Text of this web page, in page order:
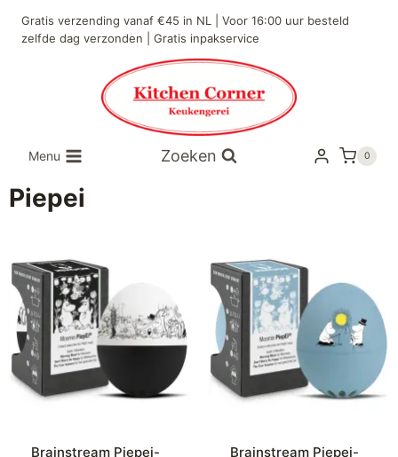
Gratis verzending vanaf €45 in NL | Voor 16:00 uur besteld
zelfde dag verzonden | Gratis inpakservice
Menu Zoeken 0
Piepei
Brainstream Piepei-
Brainstream Piepei-